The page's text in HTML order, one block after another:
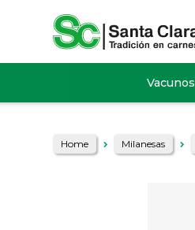
Vacunos
Home Milanesas